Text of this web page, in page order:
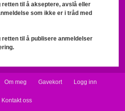
til å akseptere, avslå eller
som ikke er i tråd med
til å publisere anmeldelser
Om meg Gavekort Logg inn
Kontakt oss